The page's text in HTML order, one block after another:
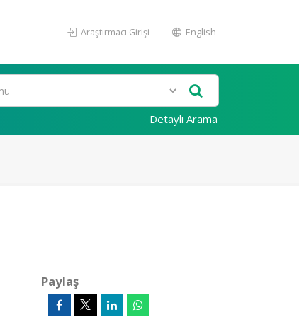
Araştırmacı Girişi English
Detaylı Arama
Paylaş